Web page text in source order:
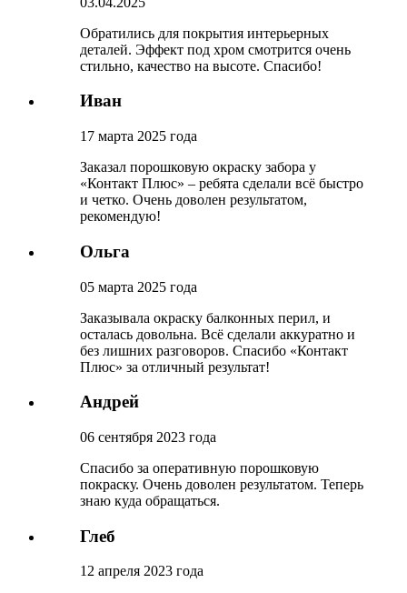
Обратились для покрытия интерьерных
деталей. Эффект под хром смотрится очень
стильно, качество на высоте. Спасибо!
Иван
17 марта 2025 года
Заказал порошковую окраску забора у
«Контакт Плюс» – ребята сделали всё быстро
и четко. Очень доволен результатом,
рекомендую!
Ольга
05 марта 2025 года
Заказывала окраску балконных перил, и
осталась довольна. Всё сделали аккуратно и
без лишних разговоров. Спасибо «Контакт
Плюс» за отличный результат!
Андрей
06 сентября 2023 года
Спасибо за оперативную порошковую
покраску. Очень доволен результатом. Теперь
знаю куда обращаться.
Глеб
12 апреля 2023 года